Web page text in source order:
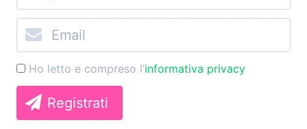
Ho letto e compreso l’informativa privacy
Registrati